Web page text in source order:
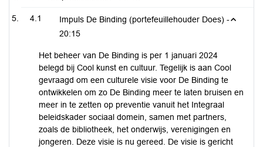
4.1
Impuls De Binding (portefeuillehouder Does) -
20:15
Het beheer van De Binding is per 1 januari 2024
belegd bij Cool kunst en cultuur. Tegelijk is aan Cool
gevraagd om een culturele visie voor De Binding te
ontwikkelen om zo De Binding meer te laten bruisen en
meer in te zetten op preventie vanuit het Integraal
beleidskader sociaal domein, samen met partners,
zoals de bibliotheek, het onderwijs, verenigingen en
jongeren. Deze visie is nu gereed. De visie is gericht